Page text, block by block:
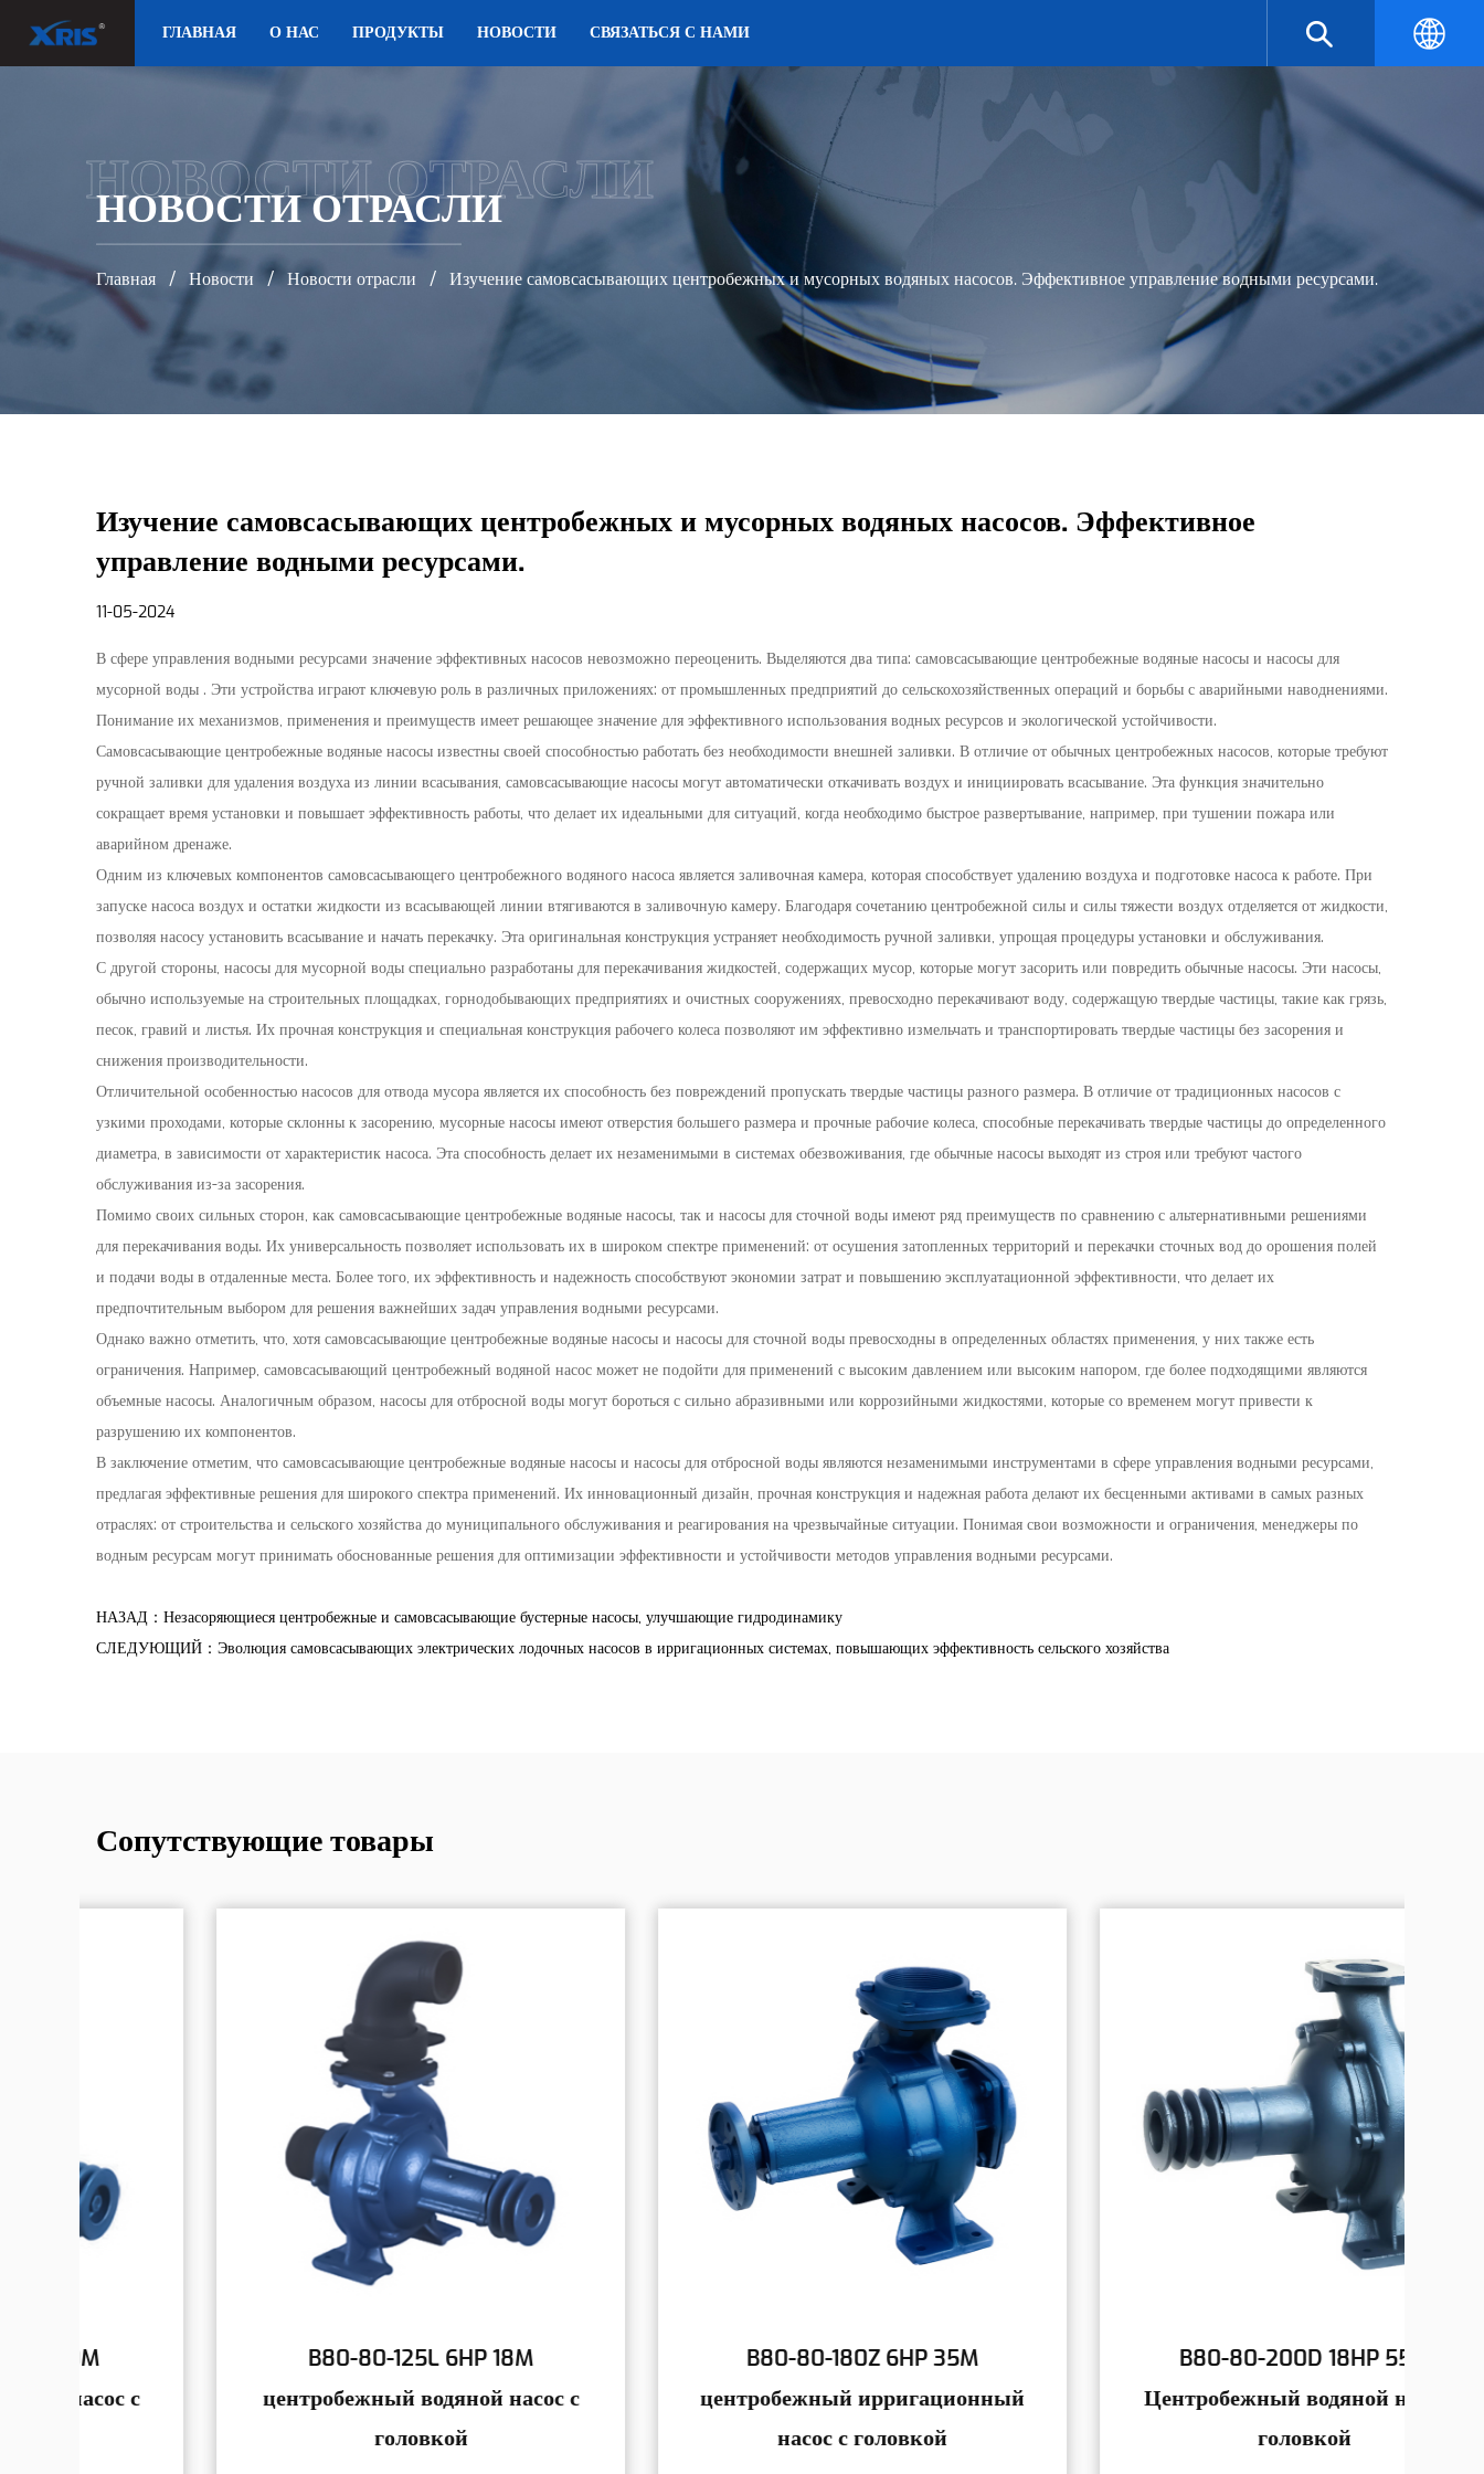
ГЛАВНАЯ О НАС ПРОДУКТЫ НОВОСТИ СВЯЗАТЬСЯ С НАМИ
НОВОСТИ ОТРАСЛИ
НОВОСТИ ОТРАСЛИ
Главная / Новости / Новости отрасли / Изучение самовсасывающих центробежных и мусорных водяных насосов. Эффективное управление водными ресурсами.
Изучение самовсасывающих центробежных и мусорных водяных насосов. Эффективное
управление водными ресурсами.
11-05-2024
В сфере управления водными ресурсами значение эффективных насосов невозможно переоценить. Выделяются два типа: самовсасывающие центробежные водяные насосы и насосы для
мусорной воды . Эти устройства играют ключевую роль в различных приложениях: от промышленных предприятий до сельскохозяйственных операций и борьбы с аварийными наводнениями.
Понимание их механизмов, применения и преимуществ имеет решающее значение для эффективного использования водных ресурсов и экологической устойчивости.
Самовсасывающие центробежные водяные насосы известны своей способностью работать без необходимости внешней заливки. В отличие от обычных центробежных насосов, которые требуют
ручной заливки для удаления воздуха из линии всасывания, самовсасывающие насосы могут автоматически откачивать воздух и инициировать всасывание. Эта функция значительно
сокращает время установки и повышает эффективность работы, что делает их идеальными для ситуаций, когда необходимо быстрое развертывание, например, при тушении пожара или
аварийном дренаже.
Одним из ключевых компонентов самовсасывающего центробежного водяного насоса является заливочная камера, которая способствует удалению воздуха и подготовке насоса к работе. При
запуске насоса воздух и остатки жидкости из всасывающей линии втягиваются в заливочную камеру. Благодаря сочетанию центробежной силы и силы тяжести воздух отделяется от жидкости,
позволяя насосу установить всасывание и начать перекачку. Эта оригинальная конструкция устраняет необходимость ручной заливки, упрощая процедуры установки и обслуживания.
С другой стороны, насосы для мусорной воды специально разработаны для перекачивания жидкостей, содержащих мусор, которые могут засорить или повредить обычные насосы. Эти насосы,
обычно используемые на строительных площадках, горнодобывающих предприятиях и очистных сооружениях, превосходно перекачивают воду, содержащую твердые частицы, такие как грязь,
песок, гравий и листья. Их прочная конструкция и специальная конструкция рабочего колеса позволяют им эффективно измельчать и транспортировать твердые частицы без засорения и
снижения производительности.
Отличительной особенностью насосов для отвода мусора является их способность без повреждений пропускать твердые частицы разного размера. В отличие от традиционных насосов с
узкими проходами, которые склонны к засорению, мусорные насосы имеют отверстия большего размера и прочные рабочие колеса, способные перекачивать твердые частицы до определенного
диаметра, в зависимости от характеристик насоса. Эта способность делает их незаменимыми в системах обезвоживания, где обычные насосы выходят из строя или требуют частого
обслуживания из-за засорения.
Помимо своих сильных сторон, как самовсасывающие центробежные водяные насосы, так и насосы для сточной воды имеют ряд преимуществ по сравнению с альтернативными решениями
для перекачивания воды. Их универсальность позволяет использовать их в широком спектре применений: от осушения затопленных территорий и перекачки сточных вод до орошения полей
и подачи воды в отдаленные места. Более того, их эффективность и надежность способствуют экономии затрат и повышению эксплуатационной эффективности, что делает их
предпочтительным выбором для решения важнейших задач управления водными ресурсами.
Однако важно отметить, что, хотя самовсасывающие центробежные водяные насосы и насосы для сточной воды превосходны в определенных областях применения, у них также есть
ограничения. Например, самовсасывающий центробежный водяной насос может не подойти для применений с высоким давлением или высоким напором, где более подходящими являются
объемные насосы. Аналогичным образом, насосы для отбросной воды могут бороться с сильно абразивными или коррозийными жидкостями, которые со временем могут привести к
разрушению их компонентов.
В заключение отметим, что самовсасывающие центробежные водяные насосы и насосы для отбросной воды являются незаменимыми инструментами в сфере управления водными ресурсами,
предлагая эффективные решения для широкого спектра применений. Их инновационный дизайн, прочная конструкция и надежная работа делают их бесценными активами в самых разных
отраслях: от строительства и сельского хозяйства до муниципального обслуживания и реагирования на чрезвычайные ситуации. Понимая свои возможности и ограничения, менеджеры по
водным ресурсам могут принимать обоснованные решения для оптимизации эффективности и устойчивости методов управления водными ресурсами.
НАЗАД：Незасоряющиеся центробежные и самовсасывающие бустерные насосы, улучшающие гидродинамику
СЛЕДУЮЩИЙ：Эволюция самовсасывающих электрических лодочных насосов в ирригационных системах, повышающих эффективность сельского хозяйства
Сопутствующие товары
B80-80-125L 6HP 18M
центробежный водяной насос с
B80-80-180Z 6HP 35M
центробежный ирригационный
насос с головкой
B80-80-200D 18HP 55M
Центробежный водяной насос с